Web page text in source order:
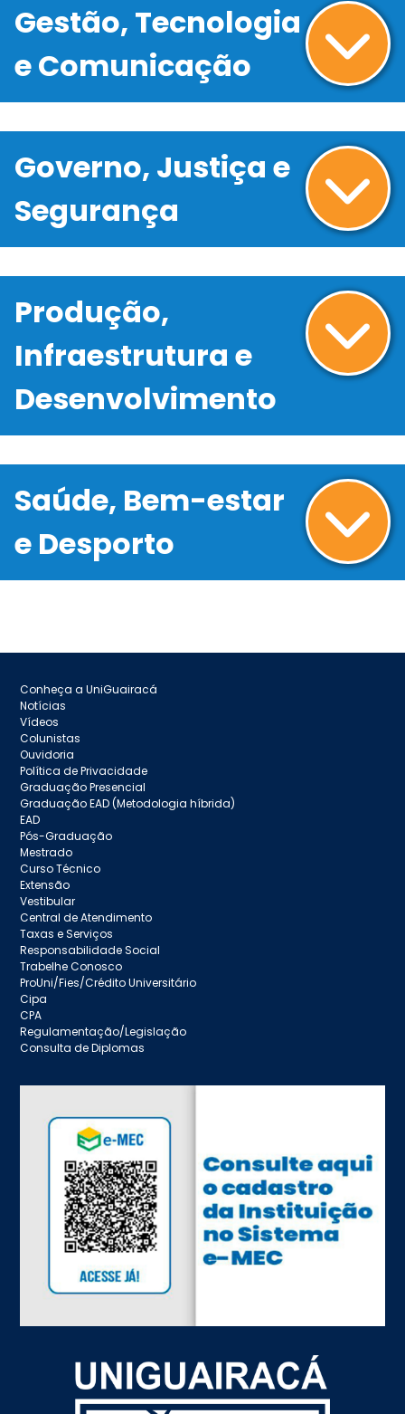
Gestão, Tecnologia
e Comunicação
Governo, Justiça e
Segurança
Produção,
Infraestrutura e
Desenvolvimento
Saúde, Bem-estar
e Desporto
Conheça a UniGuairacá
Notícias
Vídeos
Colunistas
Ouvidoria
Política de Privacidade
Graduação Presencial
Graduação EAD (Metodologia híbrida)
EAD
Pós-Graduação
Mestrado
Curso Técnico
Extensão
Vestibular
Central de Atendimento
Taxas e Serviços
Responsabilidade Social
Trabelhe Conosco
ProUni/Fies/Crédito Universitário
Cipa
CPA
Regulamentação/Legislação
Consulta de Diplomas